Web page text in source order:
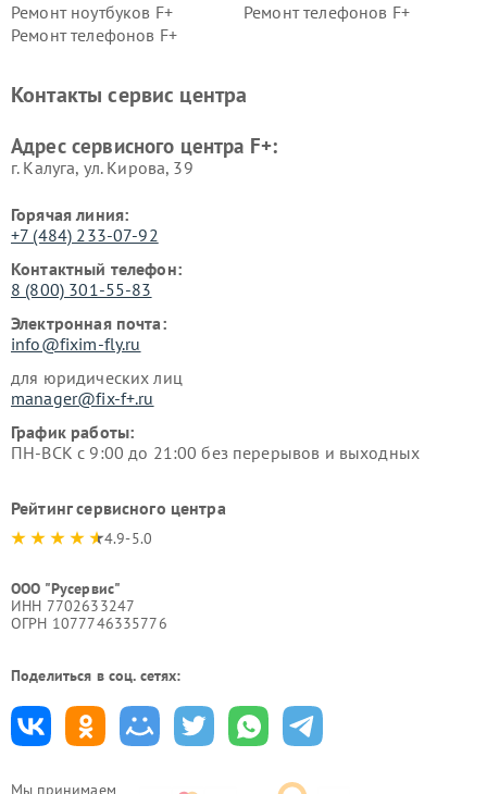
Мы принимаем
Ремонт ноутбуков F+
Ремонт телефонов F+
Ремонт телефонов F+
Контакты сервис центра
Адрес сервисного центра F+:
г. Калуга, ул. Кирова, 39
Горячая линия:
+7 (484) 233-07-92
Контактный телефон:
8 (800) 301-55-83
Электронная почта:
info@fixim-fly.ru
для юридических лиц
manager@fix-f+.ru
График работы:
ПН-ВСК с 9:00 до 21:00 без перерывов и выходных
Рейтинг сервисного центра
4.9-5.0
ООО "Русервис"
ИНН 7702633247
ОГРН 1077746335776
Поделиться в соц. сетях: